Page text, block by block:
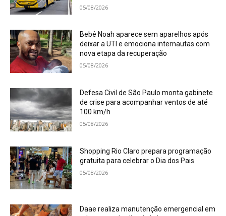
05/08/2026
Bebê Noah aparece sem aparelhos após
deixar a UTI e emociona internautas com
nova etapa da recuperação
05/08/2026
Defesa Civil de São Paulo monta gabinete
de crise para acompanhar ventos de até
100 km/h
05/08/2026
Shopping Rio Claro prepara programação
gratuita para celebrar o Dia dos Pais
05/08/2026
Daae realiza manutenção emergencial em